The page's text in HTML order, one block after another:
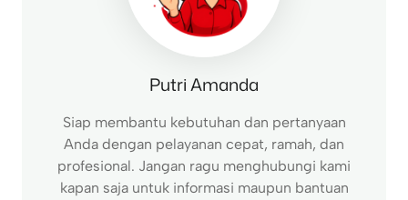
Putri Amanda
Siap membantu kebutuhan dan pertanyaan
Anda dengan pelayanan cepat, ramah, dan
profesional. Jangan ragu menghubungi kami
kapan saja untuk informasi maupun bantuan